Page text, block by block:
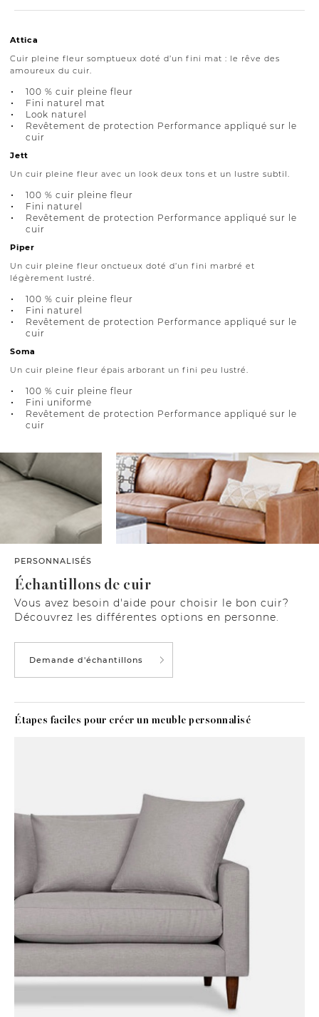
Attica
Cuir pleine fleur somptueux doté d’un fini mat : le rêve des
amoureux du cuir.
100 % cuir pleine fleur
Fini naturel mat
Look naturel
Revêtement de protection Performance appliqué sur le
cuir
Jett
Un cuir pleine fleur avec un look deux tons et un lustre subtil.
100 % cuir pleine fleur
Fini naturel
Revêtement de protection Performance appliqué sur le
cuir
Piper
Un cuir pleine fleur onctueux doté d’un fini marbré et
légèrement lustré.
100 % cuir pleine fleur
Fini naturel
Revêtement de protection Performance appliqué sur le
cuir
Soma
Un cuir pleine fleur épais arborant un fini peu lustré.
100 % cuir pleine fleur
Fini uniforme
Revêtement de protection Performance appliqué sur le
cuir
PERSONNALISÉS
Échantillons de cuir
Vous avez besoin d'aide pour choisir le bon cuir?
Découvrez les différentes options en personne.
Demande d'échantillons
Étapes faciles pour créer un meuble personnalisé